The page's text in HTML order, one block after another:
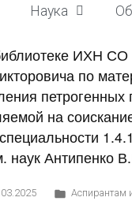
Наука
ИХН
по
на
наук Антипенко
Аспирантам